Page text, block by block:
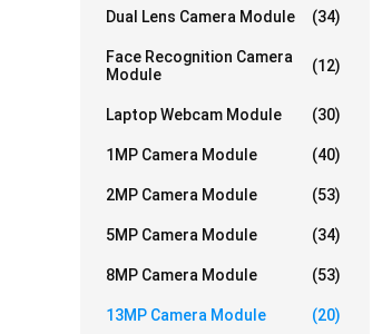
Dual Lens Camera Module (34)
Face Recognition Camera
Module
(12)
Laptop Webcam Module (30)
1MP Camera Module (40)
2MP Camera Module (53)
5MP Camera Module (34)
8MP Camera Module (53)
13MP Camera Module (20)